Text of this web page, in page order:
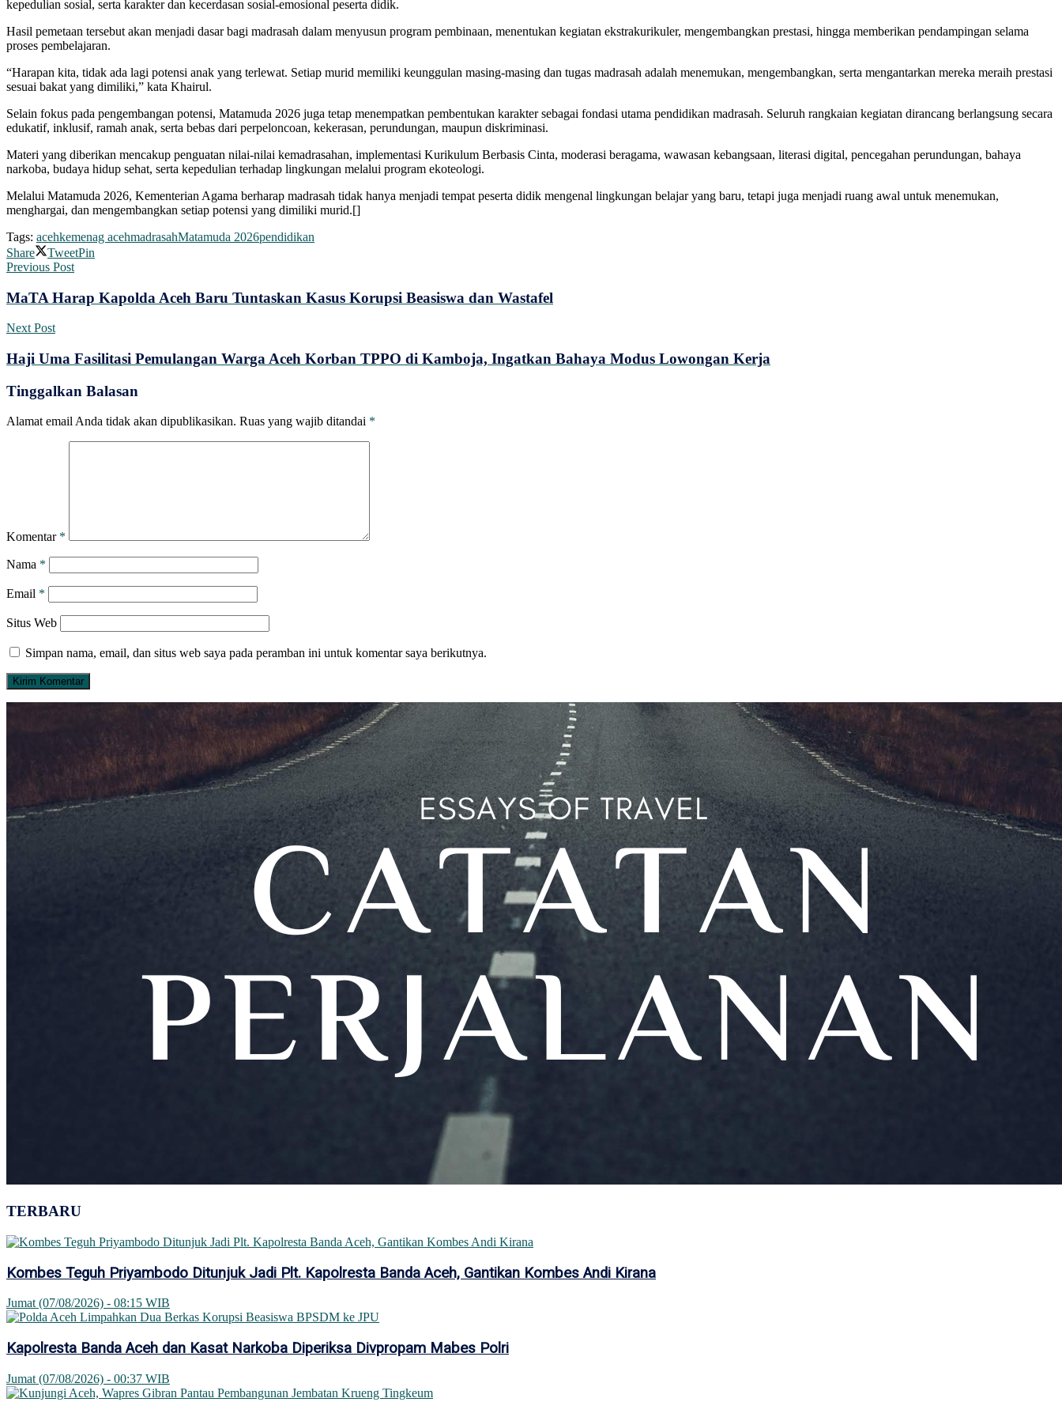
kepedulian sosial, serta karakter dan kecerdasan sosial-emosional peserta didik.
Hasil pemetaan tersebut akan menjadi dasar bagi madrasah dalam menyusun program pembinaan, menentukan kegiatan ekstrakurikuler, mengembangkan prestasi, hingga memberikan pendampingan selama
proses pembelajaran.
“Harapan kita, tidak ada lagi potensi anak yang terlewat. Setiap murid memiliki keunggulan masing-masing dan tugas madrasah adalah menemukan, mengembangkan, serta mengantarkan mereka meraih prestasi
sesuai bakat yang dimiliki,” kata Khairul.
Selain fokus pada pengembangan potensi, Matamuda 2026 juga tetap menempatkan pembentukan karakter sebagai fondasi utama pendidikan madrasah. Seluruh rangkaian kegiatan dirancang berlangsung secara
edukatif, inklusif, ramah anak, serta bebas dari perpeloncoan, kekerasan, perundungan, maupun diskriminasi.
Materi yang diberikan mencakup penguatan nilai-nilai kemadrasahan, implementasi Kurikulum Berbasis Cinta, moderasi beragama, wawasan kebangsaan, literasi digital, pencegahan perundungan, bahaya
narkoba, budaya hidup sehat, serta kepedulian terhadap lingkungan melalui program ekoteologi.
Melalui Matamuda 2026, Kementerian Agama berharap madrasah tidak hanya menjadi tempat peserta didik mengenal lingkungan belajar yang baru, tetapi juga menjadi ruang awal untuk menemukan,
menghargai, dan mengembangkan setiap potensi yang dimiliki murid.[]
Tags: acehkemenag acehmadrasahMatamuda 2026pendidikan
Share
TweetPin
Previous Post
MaTA Harap Kapolda Aceh Baru Tuntaskan Kasus Korupsi Beasiswa dan Wastafel
Next Post
Haji Uma Fasilitasi Pemulangan Warga Aceh Korban TPPO di Kamboja, Ingatkan Bahaya Modus Lowongan Kerja
Tinggalkan Balasan
Alamat email Anda tidak akan dipublikasikan. Ruas yang wajib ditandai *
Komentar *
Nama *
Email *
Situs Web
Simpan nama, email, dan situs web saya pada peramban ini untuk komentar saya berikutnya.
TERBARU
Kombes Teguh Priyambodo Ditunjuk Jadi Plt. Kapolresta Banda Aceh, Gantikan Kombes Andi Kirana
Jumat (07/08/2026) - 08:15 WIB
Kapolresta Banda Aceh dan Kasat Narkoba Diperiksa Divpropam Mabes Polri
Jumat (07/08/2026) - 00:37 WIB